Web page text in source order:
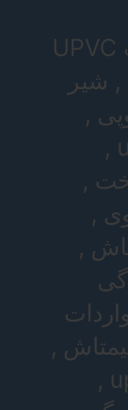
شیرآلات , شیرآلات UPVC
شیر
,
شیر چند راهه upvc ,
,
,
,
,
چسب , چسب upvc ,